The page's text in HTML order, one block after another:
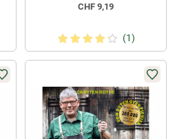
CHF 9,19
(1)